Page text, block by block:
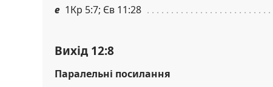
е 1Кр 5:7; Єв 11:28
Вихід 12:8
Паралельні посилання